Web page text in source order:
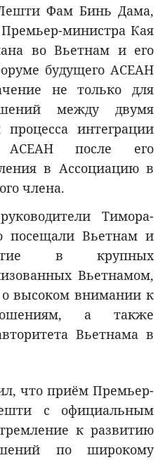
Фам Бинь Дама,
министра Кая
во Вьетнам и его
будущего АСЕАН
не только для
между двумя
интеграции
после его
в Ассоциацию в
члена.
Тимора-
посещали Вьетнам и
в крупных
Вьетнамом,
о высоком внимании к
а также
Вьетнама в
что приём Премьер-
с официальным
к развитию
по широкому